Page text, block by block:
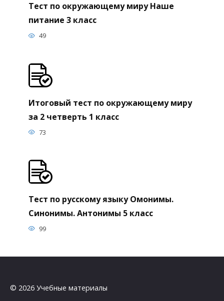
Тест по окружающему миру Наше
питание 3 класс
49
Итоговый тест по окружающему миру
за 2 четверть 1 класс
73
Тест по русскому языку Омонимы.
Синонимы. Антонимы 5 класс
99
© 2026 Учебные материалы